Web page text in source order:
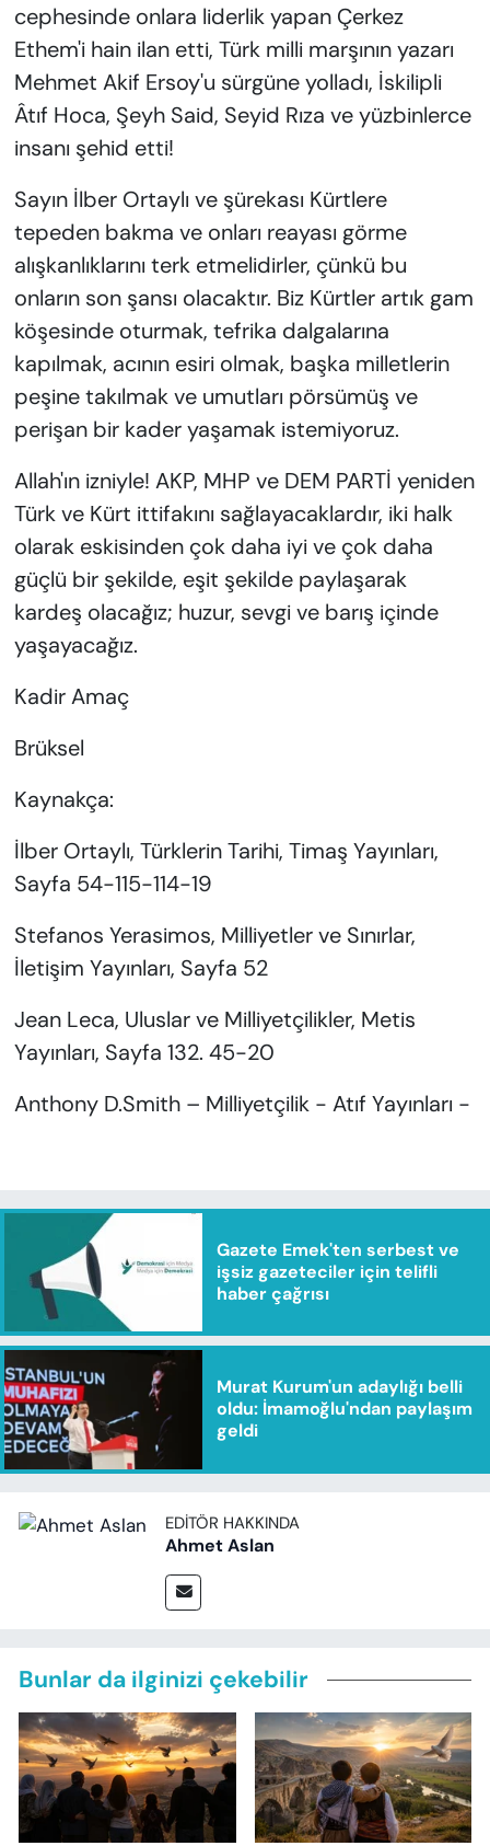
cephesinde onlara liderlik yapan Çerkez
Ethem'i hain ilan etti, Türk milli marşının yazarı
Mehmet Akif Ersoy'u sürgüne yolladı, İskilipli
Âtıf Hoca, Şeyh Said, Seyid Rıza ve yüzbinlerce
insanı şehid etti!
Sayın İlber Ortaylı ve şürekası Kürtlere
tepeden bakma ve onları reayası görme
alışkanlıklarını terk etmelidirler, çünkü bu
onların son şansı olacaktır. Biz Kürtler artık gam
köşesinde oturmak, tefrika dalgalarına
kapılmak, acının esiri olmak, başka milletlerin
peşine takılmak ve umutları pörsümüş ve
perişan bir kader yaşamak istemiyoruz.
Allah'ın izniyle! AKP, MHP ve DEM PARTİ yeniden
Türk ve Kürt ittifakını sağlayacaklardır, iki halk
olarak eskisinden çok daha iyi ve çok daha
güçlü bir şekilde, eşit şekilde paylaşarak
kardeş olacağız; huzur, sevgi ve barış içinde
yaşayacağız.
Kadir Amaç
Brüksel
Kaynakça:
İlber Ortaylı, Türklerin Tarihi, Timaş Yayınları,
Sayfa 54-115-114-19
Stefanos Yerasimos, Milliyetler ve Sınırlar,
İletişim Yayınları, Sayfa 52
Jean Leca, Uluslar ve Milliyetçilikler, Metis
Yayınları, Sayfa 132. 45-20
Anthony D.Smith – Milliyetçilik - Atıf Yayınları -
Gazete Emek'ten serbest ve
işsiz gazeteciler için telifli
haber çağrısı
Murat Kurum'un adaylığı belli
oldu: İmamoğlu'ndan paylaşım
geldi
EDITÖR HAKKINDA
Ahmet Aslan
Bunlar da ilginizi çekebilir